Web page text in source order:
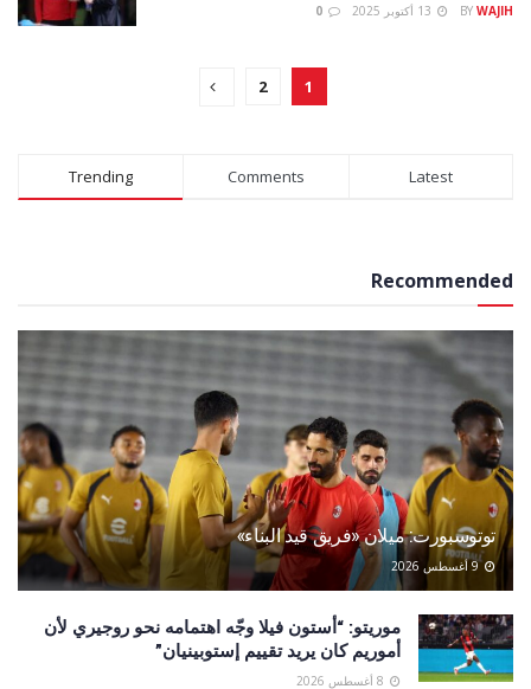
BY WAJIH
1
2
Trending Comments Latest
Recommended
توتوسبورت: ميلان «فريق قيد البناء»
9 أغسطس 2026
موريتو: “أستون فيلا وجّه اهتمامه نحو روجيري لأن
أموريم كان يريد تقييم إستوبينيان”